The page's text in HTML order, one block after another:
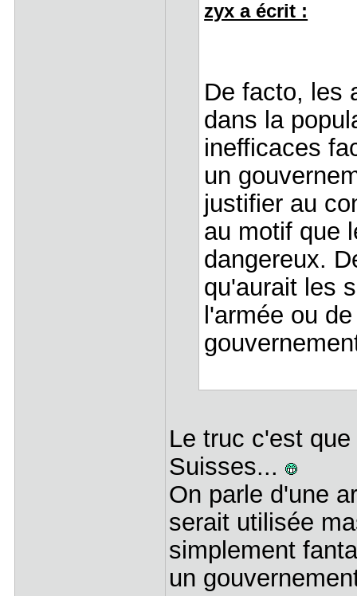
zyx a écrit :
De facto, les
dans la
inefficaces
un
justifier au
au motif que
dangereux.
qu'aurait les
l'armée ou
Le truc c'est
Suisses...
On parle d'une
serait utilisée
simplement
un